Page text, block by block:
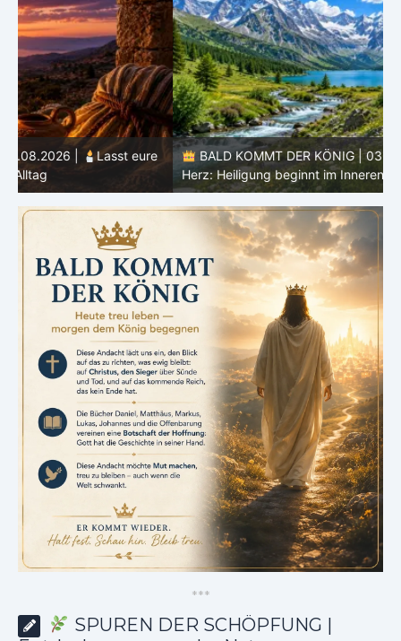
BALD KOMMT DER KÖNIG | 03.08.2026 |
Ein reines
Herz: Heiligung beginnt im Inneren
***
SPUREN DER SCHÖPFUNG |